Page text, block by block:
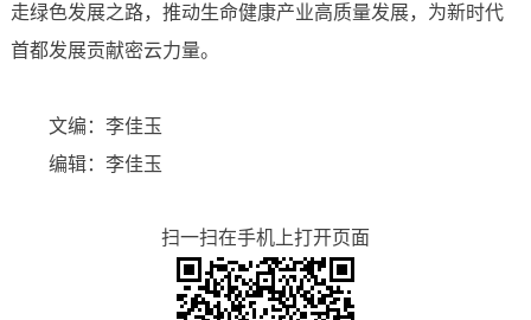
走绿色发展之路，推动生命健康产业高质量发展，为新时代
首都发展贡献密云力量。
文编：李佳玉
编辑：李佳玉
扫一扫在手机上打开页面